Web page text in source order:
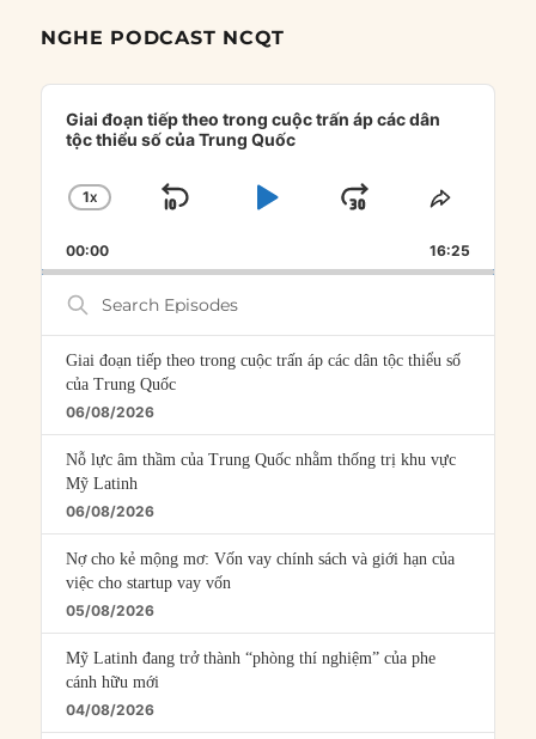
NGHE PODCAST NCQT
Audio
Player
Giai đoạn tiếp theo trong cuộc trấn áp các dân
tộc thiểu số của Trung Quốc
CHANGE
RATE
1X
SKIP
PLAYJUMP
FORWARD
SHARE
00:00 16:25
Search
Episodes
Giai đoạn tiếp theo trong cuộc trấn áp các dân tộc thiểu số
của Trung Quốc
06/08/2026
Nỗ lực âm thầm của Trung Quốc nhằm thống trị khu vực
Mỹ Latinh
06/08/2026
Nợ cho kẻ mộng mơ: Vốn vay chính sách và giới hạn của
việc cho startup vay vốn
05/08/2026
Mỹ Latinh đang trở thành “phòng thí nghiệm” của phe
cánh hữu mới
04/08/2026